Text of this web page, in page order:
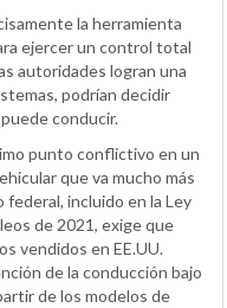
la herramienta
ejercer un control total
autoridades logran una
podrían decidir
conducir.
punto conflictivo en un
que va mucho más
federal, incluido en la Ley
de 2021, exige que
vendidos en EE.UU.
de la conducción bajo
de los modelos de